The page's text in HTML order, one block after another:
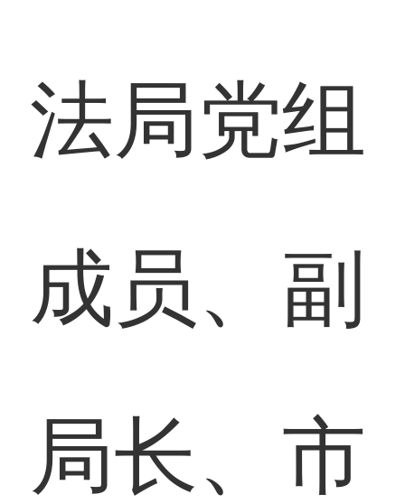
法局党组
成员、副
局长、市